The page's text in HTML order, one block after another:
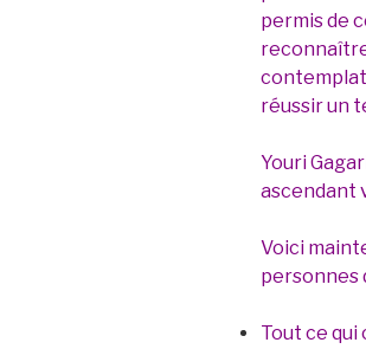
permis de
réussir un
Youri
ascendant
Voici
personnes
Tout ce qui